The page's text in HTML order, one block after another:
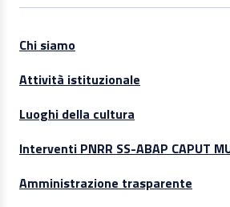
Chi siamo
Attività istituzionale
Luoghi della cultura
Interventi PNRR SS-ABAP CAPUT
Amministrazione trasparente